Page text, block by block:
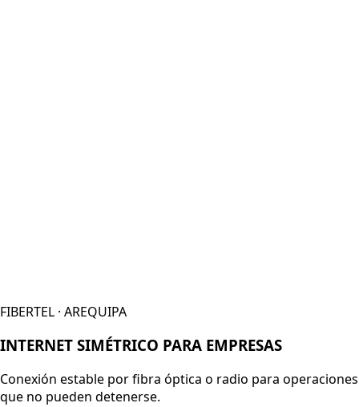
FIBERTEL · AREQUIPA
INTERNET SIMÉTRICO PARA EMPRESAS
Conexión estable por fibra óptica o radio para operaciones
que no pueden detenerse.